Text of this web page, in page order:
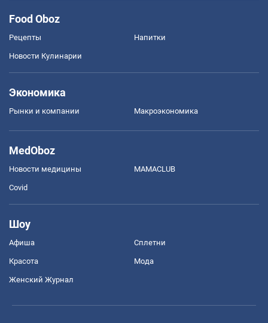
Food Oboz
Рецепты Напитки
Новости Кулинарии
Экономика
Рынки и компании Mакроэкономика
MedOboz
Новости медицины MAMACLUB
Covid
Шоу
Афиша Сплетни
Красота Мода
Женский Журнал